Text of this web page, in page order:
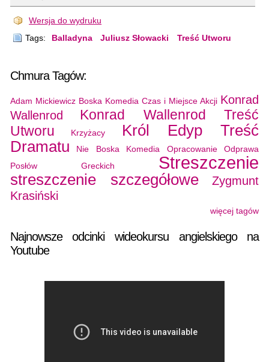
Wersja do wydruku
Tags:
Balladyna Juliusz Słowacki Treść Utworu
Chmura Tagów:
Adam Mickiewicz Boska Komedia Czas i Miejsce Akcji Konrad
Wallenrod
Konrad Wallenrod Treść
Utworu
Krzyżacy
Król Edyp Treść
Dramatu
Nie Boska Komedia Opracowanie
Odprawa
Posłów Greckich
Streszczenie
streszczenie szczegółowe
Zygmunt
Krasiński
więcej tagów
Najnowsze odcinki wideokursu angielskiego na
Youtube